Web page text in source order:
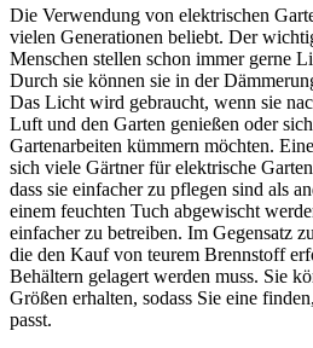
Die Verwendung von elektrischen
vielen Generationen beliebt. Der
Menschen stellen schon immer gerne
Durch sie können sie in der
Das Licht wird gebraucht, wenn sie
Luft und den Garten genießen oder
Gartenarbeiten kümmern möchten.
sich viele Gärtner für elektrische
dass sie einfacher zu pflegen sind als
einem feuchten Tuch abgewischt
einfacher zu betreiben. Im Gegensatz
die den Kauf von teurem Brennstoff
Behältern gelagert werden muss. Sie
Größen erhalten, sodass Sie eine
passt.